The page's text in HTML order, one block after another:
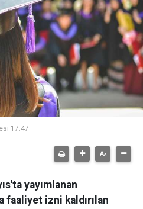
17:47
yayımlanan
faaliyet izni kaldırılan